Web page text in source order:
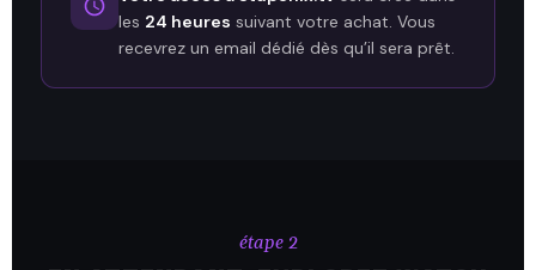
les 24 heures suivant votre achat. Vous
recevrez un email dédié dès qu’il sera prêt.
étape 2